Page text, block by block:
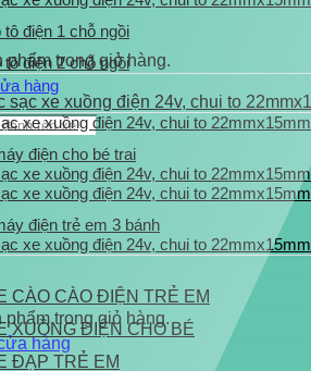
phẩm trong giỏ hàng.
hàng
trong giỏ hàng.
hàng
tô điện 1 chỗ ngồi
tô điện 2 chỗ ngồi
điện cho bé trai
điện trẻ em 3 bánh
CÀO CÀO ĐIỆN TRẺ EM
XUỒNG ĐIỆN CHO BÉ
ĐẠP TRẺ EM